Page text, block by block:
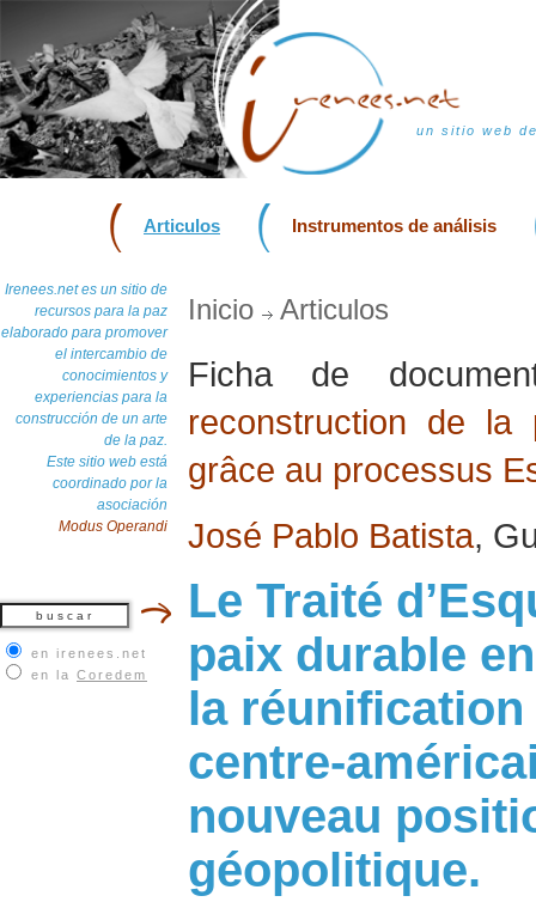
un sitio web
Articulos Instrumentos de análisis
Irenees.net es un sitio de
recursos para la paz
elaborado para promover
el intercambio de
conocimientos y
experiencias para la
construcción de un arte
de la paz.
Este sitio web está
coordinado por la
asociación
Modus Operandi
en irenees.net
en la Coredem
Inicio Articulos
Ficha de
reconstruction de la
grâce au processus
José Pablo Batista,
Le Traité
paix durable
la
centre-
nouveau
géopolitique.